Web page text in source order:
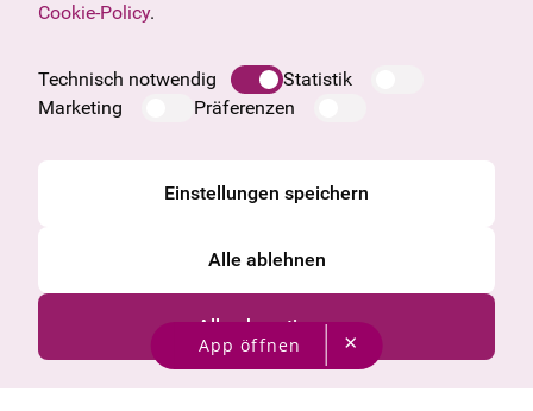
Impressum
Datenschutzinformation
Cookie-Policy.
Technisch notwendig
Statistik
Marketing
Präferenzen
Einstellungen speichern
Alle ablehnen
Alle akzeptieren